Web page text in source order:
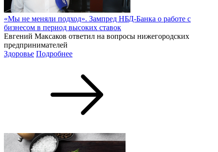
«Мы не меняли подход». Зампред НБД-Банка о работе с
бизнесом в период высоких ставок
Евгений Максаков ответил на вопросы нижегородских
предпринимателей
Здоровье Подробнее